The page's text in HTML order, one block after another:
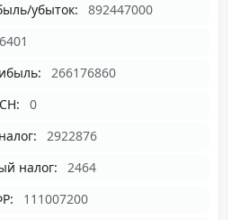
убыток:
892447000
266176860
0
2922876
налог:
2464
111007200